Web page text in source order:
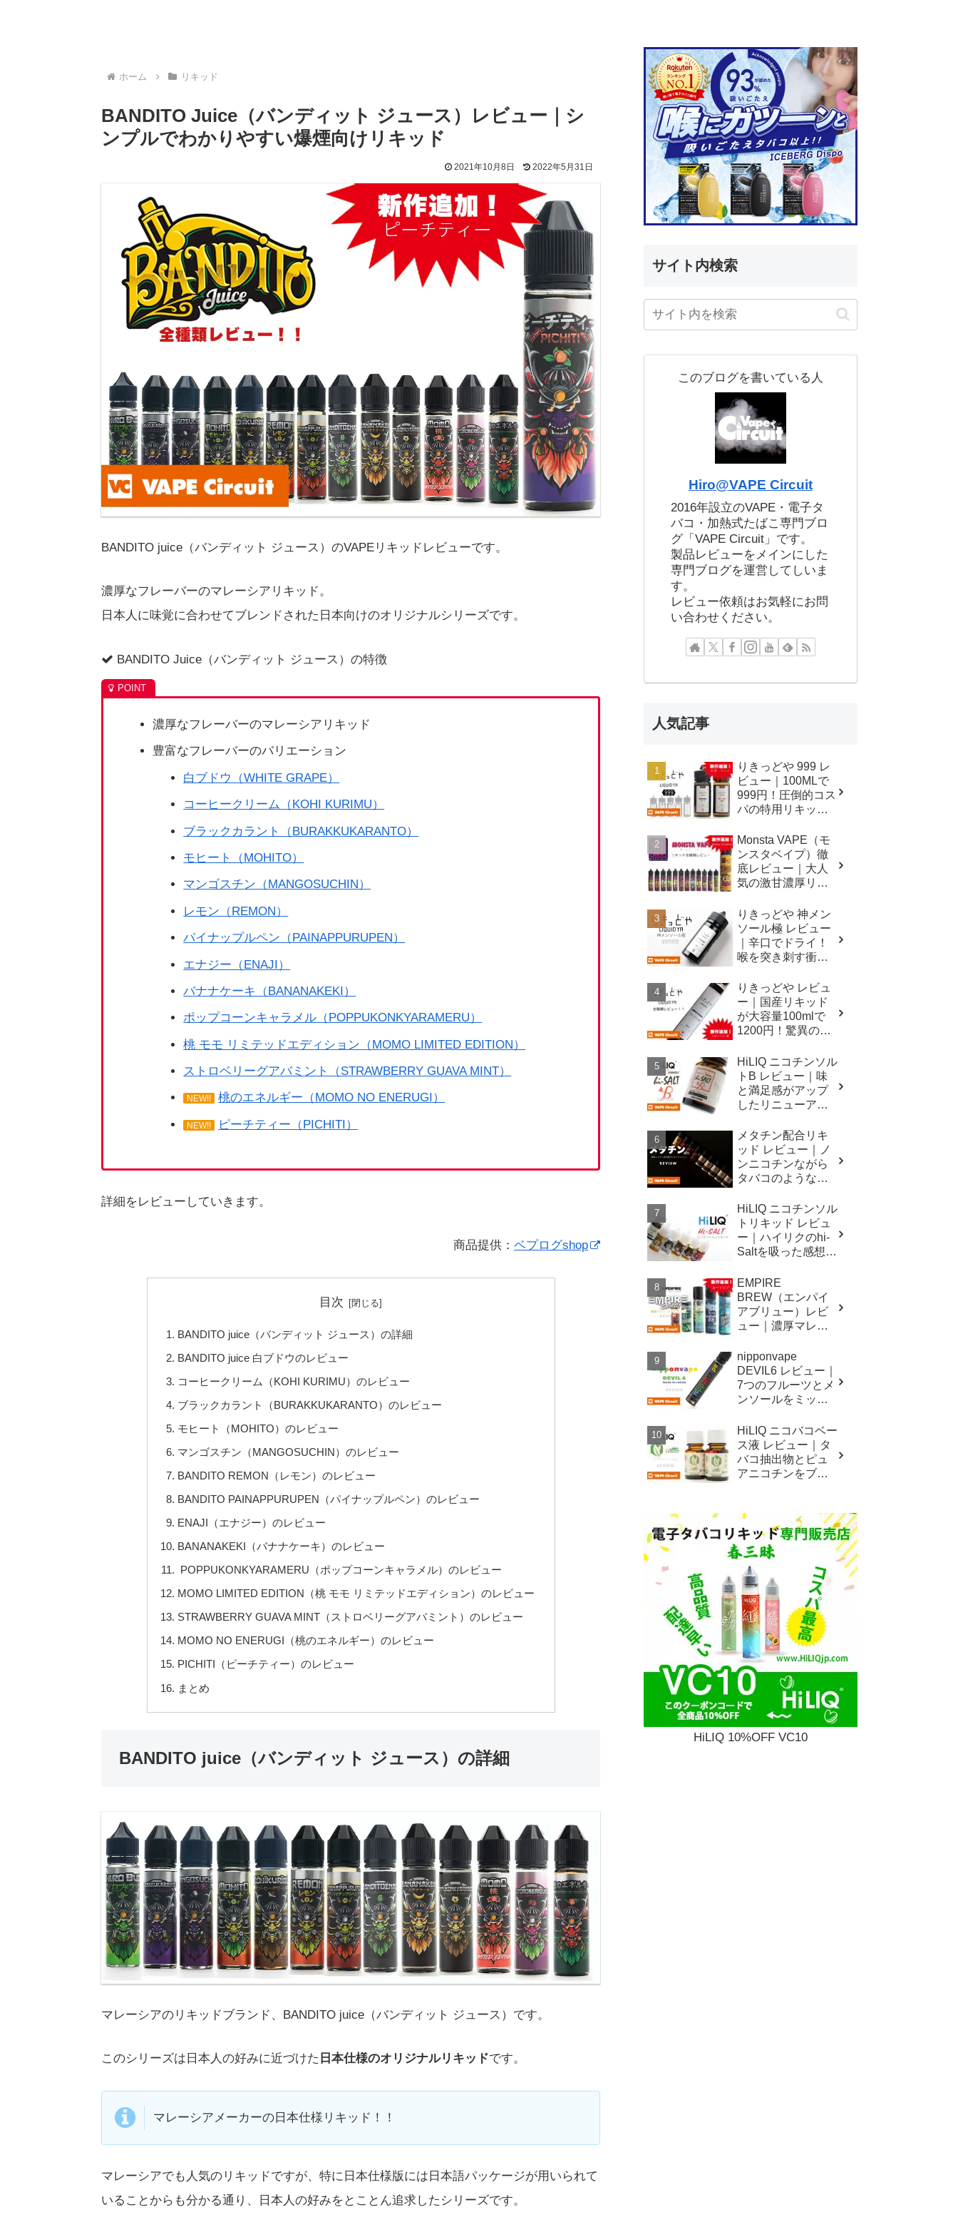
ホーム リキッド
BANDITO Juice（バンディット ジュース）レビュー｜シ
ンプルでわかりやすい爆煙向けリキッド
2021年10月8日 2022年5月31日
BANDITO juice（バンディット ジュース）のVAPEリキッドレビューです。
濃厚なフレーバーのマレーシアリキッド。
日本人に味覚に合わせてブレンドされた日本向けのオリジナルシリーズです。
BANDITO Juice（バンディット ジュース）の特徴
濃厚なフレーバーのマレーシアリキッド
豊富なフレーバーのバリエーション
白ブドウ（WHITE GRAPE）
コーヒークリーム（KOHI KURIMU）
ブラックカラント（BURAKKUKARANTO）
モヒート（MOHITO）
マンゴスチン（MANGOSUCHIN）
レモン（REMON）
パイナップルペン（PAINAPPURUPEN）
エナジー（ENAJI）
バナナケーキ（BANANAKEKI）
ポップコーンキャラメル（POPPUKONKYARAMERU）
桃 モモ リミテッドエディション（MOMO LIMITED EDITION）
ストロベリーグアバミント（STRAWBERRY GUAVA MINT）
NEW!! 桃のエネルギー（MOMO NO ENERUGI）
NEW!! ピーチティー（PICHITI）
詳細をレビューしていきます。
商品提供： ベプログshop
目次
BANDITO juice（バンディット ジュース）の詳細
BANDITO juice 白ブドウのレビュー
コーヒークリーム（KOHI KURIMU）のレビュー
ブラックカラント（BURAKKUKARANTO）のレビュー
モヒート（MOHITO）のレビュー
マンゴスチン（MANGOSUCHIN）のレビュー
BANDITO REMON（レモン）のレビュー
BANDITO PAINAPPURUPEN（パイナップルペン）のレビュー
ENAJI（エナジー）のレビュー
BANANAKEKI（バナナケーキ）のレビュー
POPPUKONKYARAMERU（ポップコーンキャラメル）のレビュー
MOMO LIMITED EDITION（桃 モモ リミテッドエディション）のレビュー
STRAWBERRY GUAVA MINT（ストロベリーグアバミント）のレビュー
MOMO NO ENERUGI（桃のエネルギー）のレビュー
PICHITI（ピーチティー）のレビュー
まとめ
BANDITO juice（バンディット ジュース）の詳細
マレーシアのリキッドブランド、BANDITO juice（バンディット ジュース）です。
このシリーズは日本人の好みに近づけた 日本仕様のオリジナルリキッドです。
マレーシアメーカーの日本仕様リキッド！！
マレーシアでも人気のリキッドですが、特に日本仕様版には日本語パッケージが用いられて
いることからも分かる通り、日本人の好みをとことん追求したシリーズです。
サイト内検索
このブログを書いている人
Hiro@VAPE Circuit
2016年設立のVAPE・電子タ
バコ・加熱式たばこ専門ブロ
グ「VAPE Circuit」です。
製品レビューをメインにした
専門ブログを運営してしいま
す。
レビュー依頼はお気軽にお問
い合わせください。
人気記事
りきっどや 999 レ
ビュー｜100MLで
999円！圧倒的コス
パの特用リキッド
Monsta VAPE（モ
ンスタベイプ）徹
底レビュー｜大人
気の激甘濃厚リキ
みました！
りきっどや 神メン
ソール極 レビュー
｜辛口でドライ！
喉を突き刺す衝撃
りきっどや レビュ
ー｜国産リキッド
が大容量100mlで
1200円！驚異のコ
HiLIQ ニコチンソル
トB レビュー｜味
と満足感がアップ
したリニューアル
メタチン配合リキ
ッド レビュー｜ノ
ンニコチンながら
タバコのような吸
HiLIQ ニコチンソル
トリキッド レビュ
ー｜ハイリクのhi-
Saltを吸った感想の
EMPIRE
BREW（エンパイ
アブリュー）レビ
ュー｜濃厚マレー
ーズ！
nipponvape
DEVIL6 レビュー｜
7つのフルーツとメ
ンソールをミック
リキッド！
HiLIQ ニコバコベー
ス液 レビュー｜タ
バコ抽出物とピュ
アニコチンをブレ
HiLIQ 10%OFF VC10